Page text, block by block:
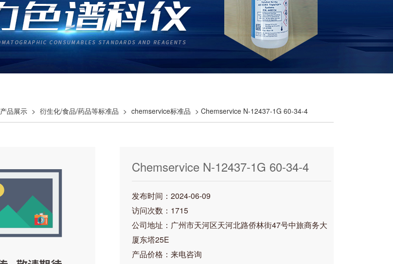
产品展示 > 衍生化/食品/药品等标准品 > chemservice标准品 > Chemservice N-12437-1G 60-34-4
Chemservice N-12437-1G 60-34-4
发布时间：2024-06-09
访问次数：1715
公司地址：广州市天河区天河北路侨林街47号中旅商务大
厦东塔25E
产品价格：来电咨询